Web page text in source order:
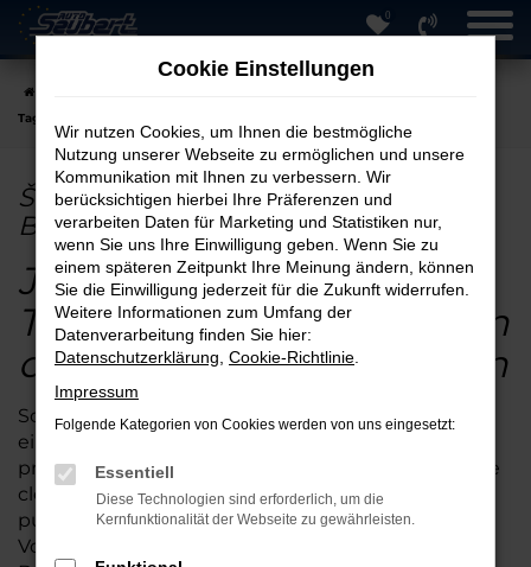
Zum
Hauptinhalt
springen
0
Tageszulassung in Berlin günstig kaufen
Škoda Superb Tageszulassung in
Berlin günstig kaufen
Jetzt Škoda Superb
Tageszulassung für Berlin
online kaufen und sparen
So geht Autokaufen in Berlin heute: man nehme
eine Škoda Superb Tageszulassung, die sich
problemlos online kaufen lässt und sorgen für eine
clevere Finanzierung sowie einen Lieferservice. In
puncto Preis-Leistungsverhältnis lässt sich diese
Vorgehensweise kaum toppen und auch die
Cookie Einstellungen
Wir nutzen Cookies, um Ihnen die bestmögliche
Nutzung unserer Webseite zu ermöglichen und unsere
Kommunikation mit Ihnen zu verbessern. Wir
berücksichtigen hierbei Ihre Präferenzen und
verarbeiten Daten für Marketing und Statistiken nur,
wenn Sie uns Ihre Einwilligung geben. Wenn Sie zu
einem späteren Zeitpunkt Ihre Meinung ändern, können
Sie die Einwilligung jederzeit für die Zukunft widerrufen.
Weitere Informationen zum Umfang der
Datenverarbeitung finden Sie hier:
Datenschutzerklärung Cookie-Richtlinie
Impressum
Folgende Kategorien von Cookies werden von uns eingesetzt:
Essentiell
Diese Technologien sind erforderlich, um die
Kernfunktionalität der Webseite zu gewährleisten.